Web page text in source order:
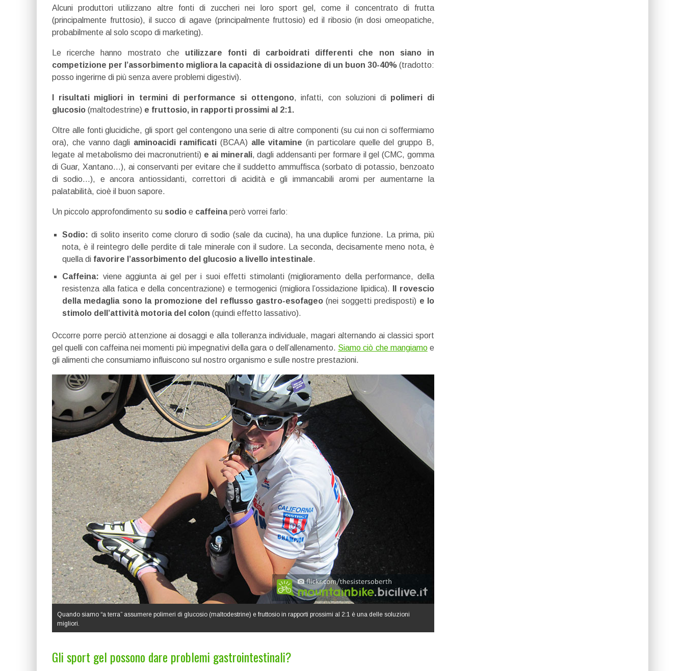
Alcuni produttori utilizzano altre fonti di zuccheri nei loro sport gel, come il concentrato di frutta
(principalmente fruttosio), il succo di agave (principalmente fruttosio) ed il ribosio (in dosi omeopatiche,
probabilmente al solo scopo di marketing).
Le ricerche hanno mostrato cheutilizzare fonti di carboidrati differenti che non siano in
competizione per l’assorbimento migliora la capacità di ossidazione di un buon 30-40%(tradotto:
posso ingerirne di più senza avere problemi digestivi).
I risultati migliori in termini di performance si ottengono, infatti, con soluzioni dipolimeri di
glucosio (maltodestrine) e fruttosio, in rapporti prossimi al 2:1.
Oltre alle fonti glucidiche, gli sport gel contengono una serie di altre componenti (su cui non ci soffermiamo
ora), che vanno dagli aminoacidi ramificati(BCAA) alle vitamine (in particolare quelle del gruppo B,
legate al metabolismo dei macronutrienti) e ai minerali, dagli addensanti per formare il gel (CMC, gomma
di Guar, Xantano…), ai conservanti per evitare che il suddetto ammuffisca (sorbato di potassio, benzoato
di sodio…), e ancora antiossidanti, correttori di acidità e gli immancabili aromi per aumentarne la
palatabilità, cioè il buon sapore.
Un piccolo approfondimento su sodio e caffeinaperò vorrei farlo:
Sodio: di solito inserito come cloruro di sodio (sale da cucina), ha una duplice funzione. La prima, più
nota, è il reintegro delle perdite di tale minerale con il sudore. La seconda, decisamente meno nota, è
quella di favorire l’assorbimento del glucosio a livello intestinale.
Caffeina: viene aggiunta ai gel per i suoi effetti stimolanti (miglioramento della performance, della
resistenza alla fatica e della concentrazione) e termogenici (migliora l’ossidazione lipidica).
Il rovescio
della medaglia sono la promozione del reflusso gastro-esofageo(nei soggetti predisposti) e lo
stimolo dell’attività motoria del colon (quindi effetto lassativo).
Occorre porre perciò attenzione ai dosaggi e alla tolleranza individuale, magari alternando ai classici sport
gel quelli con caffeina nei momenti più impegnativi della gara o dell’allenamento. Siamo ciò che mangiamoe
gli alimenti che consumiamo influiscono sul nostro organismo e sulle nostre prestazioni.
Quando siamo “a terra” assumere polimeri di glucosio (maltodestrine) e fruttosio in rapporti prossimi al 2:1 è una delle soluzioni
migliori.
Gli sport gel possono dare problemi gastrointestinali?